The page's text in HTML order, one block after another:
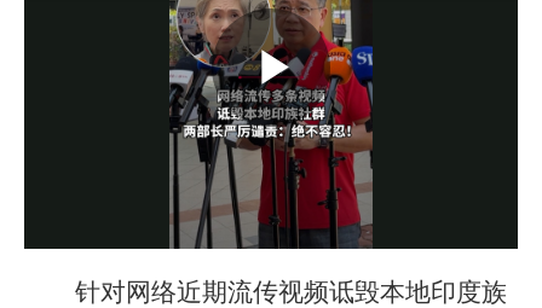
针对网络近期流传视频诋毁本地印度族